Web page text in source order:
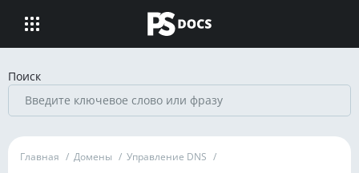
Поиск
Главная / Домены / Управление DNS /